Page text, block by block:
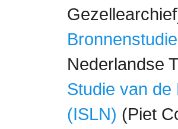
Bronnenstudie
Nederlandse
Studie van de
(ISLN) (Piet